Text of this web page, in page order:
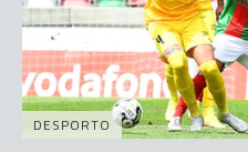
DESPORTO